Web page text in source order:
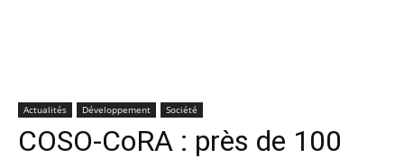
Actualités Développement Société
COSO-CoRA : près de 100